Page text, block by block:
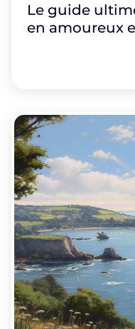
Le guide
en amoureux